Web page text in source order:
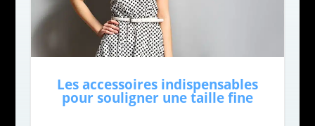
Les accessoires indispensables
pour souligner une taille fine